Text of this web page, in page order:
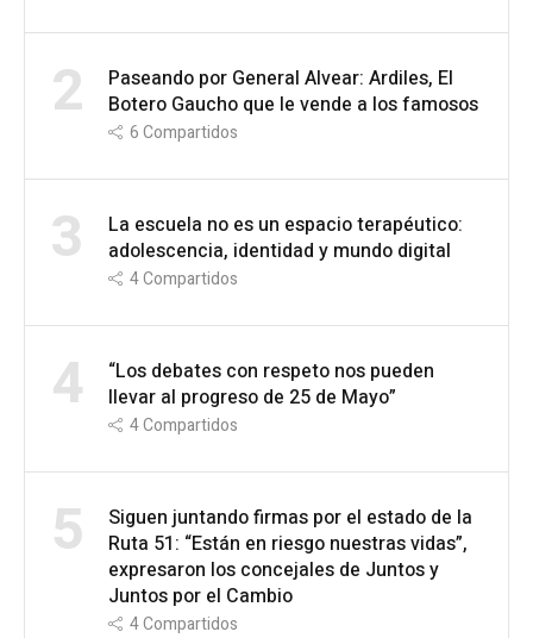
2
Paseando por General Alvear: Ardiles, El
Botero Gaucho que le vende a los famosos
6Compartidos
3
La escuela no es un espacio terapéutico:
adolescencia, identidad y mundo digital
4Compartidos
4
“Los debates con respeto nos pueden
llevar al progreso de 25 de Mayo”
4Compartidos
5
Siguen juntando firmas por el estado de la
Ruta 51: “Están en riesgo nuestras vidas”,
expresaron los concejales de Juntos y
Juntos por el Cambio
4Compartidos